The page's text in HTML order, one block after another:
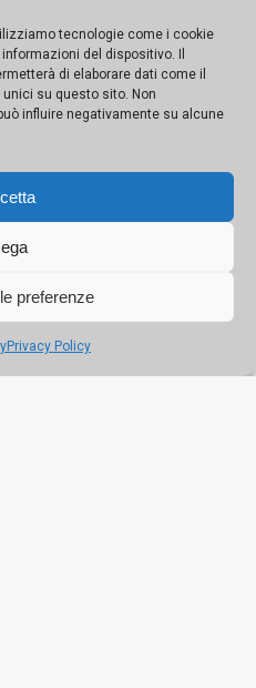
tecnologie come i cookie
del dispositivo. Il
di elaborare dati come il
su questo sito. Non
influire negativamente su alcune
preferenze
Privacy Policy
e la Vara, cento anni di
segno della comunità
di rinascita per Baglio
sociale aperto alla città
la scultura dà colore